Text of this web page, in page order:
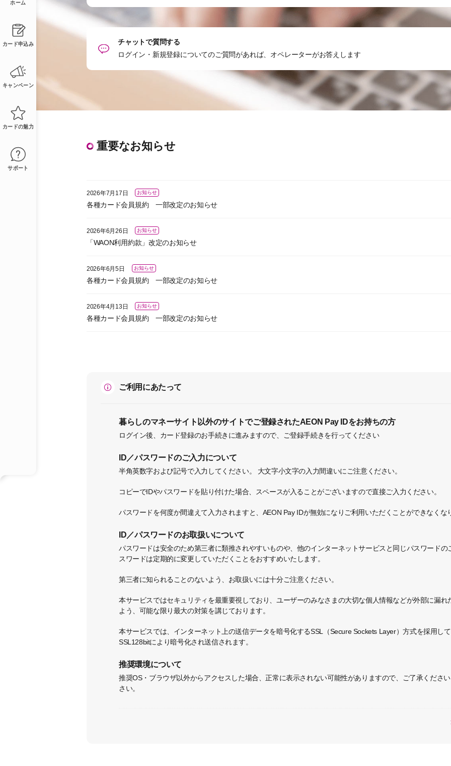
チャットで質問する
ログイン・新規登録についてのご質問があれば、オペレーターがお答えします
重要なお知らせ
2026年7月17日 お知らせ
各種カード会員規約 一部改定のお知らせ
2026年6月26日 お知らせ
「WAON利用約款」改定のお知らせ
2026年6月5日 お知らせ
各種カード会員規約 一部改定のお知らせ
2026年4月13日 お知らせ
各種カード会員規約 一部改定のお知らせ
ご利用にあたって
暮らしのマネーサイト以外のサイトでご登録されたAEON Pay IDをお持ちの方
ログイン後、カード登録のお手続きに進みますので、ご登録手続きを行ってください
ID／パスワードのご入力について
半角英数字および記号で入力してください。 大文字小文字の入力間違いにご注意ください。
コピーでIDやパスワードを貼り付けた場合、スペースが入ることがございますので直接ご入力ください。
パスワードを何度か間違えて入力されますと、AEON Pay IDが無効になりご利用いただくことができなくな
ID／パスワードのお取扱いについて
パスワードは安全のため第三者に類推されやすいものや、他のインターネットサービスと同じパスワードの
スワードは定期的に変更していただくことをおすすめいたします。
第三者に知られることのないよう、お取扱いには十分ご注意ください。
本サービスではセキュリティを最重要視しており、ユーザーのみなさまの大切な個人情報などが外部に漏
よう、可能な限り最大の対策を講じております。
本サービスでは、インターネット上の送信データを暗号化するSSL（Secure Sockets Layer）方式を採用し
SSL128bitにより暗号化され送信されます。
推奨環境について
推奨OS・ブラウザ以外からアクセスした場合、正常に表示されない可能性がありますので、ご了承くださ
さい。
ホーム
カード申込み
キャンペーン
カードの魅力
サポート